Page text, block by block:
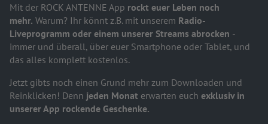
Mit der ROCK ANTENNE App rockt euer Leben noch
mehr. Warum? Ihr könnt z.B. mit unserem Radio-
Liveprogramm oder einem unserer Streams abrocken -
immer und überall, über euer Smartphone oder Tablet, und
das alles komplett kostenlos.
Jetzt gibts noch einen Grund mehr zum Downloaden und
Reinklicken! Denn jeden Monat erwarten euch exklusiv in
unserer App rockende Geschenke.